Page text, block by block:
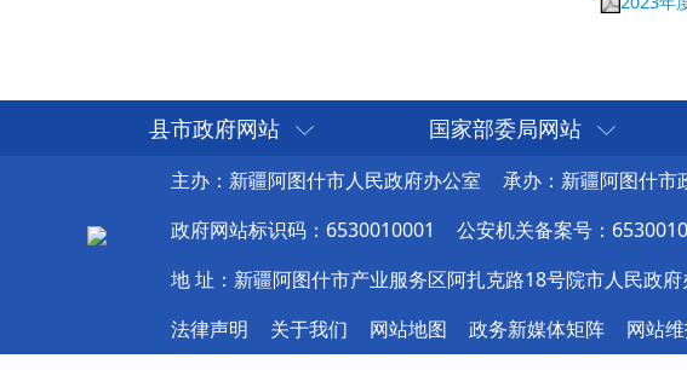
县市政府网站 国家部委局网站
主办：新疆阿图什市人民政府办公室
承办：新疆阿图什市
政府网站标识码：6530010001
公安机关备案号：
地 址：新疆阿图什市产业服务区阿扎克路18号院市人民政府
法律声明
关于我们 网站地图 政务新媒体矩阵 网站